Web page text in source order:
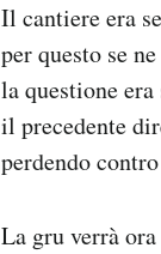
Il cantiere era
per questo se
la questione
il precedente
perdendo
La gru verrà